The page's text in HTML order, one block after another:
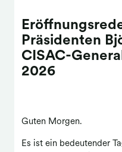
Präsidenten
CISAC-
2026
Guten Morgen.
Es ist ein bedeutender